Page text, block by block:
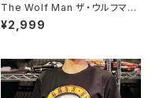
The Wolf Man ザ・ウルフマ
ン 映画 ムービー メンズ 半袖
lctr チャコール WOLF-02
¥2,999